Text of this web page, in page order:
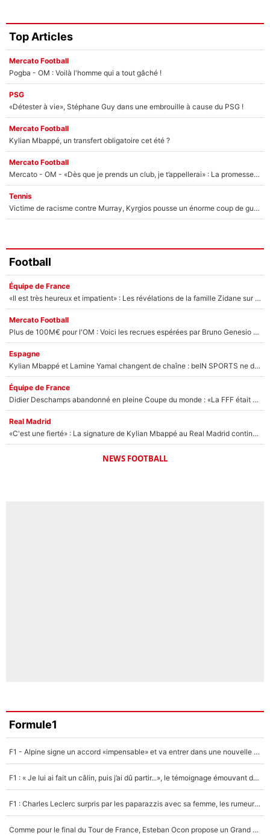
Top Articles
Mercato Football
Pogba - OM : Voilà l'homme qui a tout gâché !
PSG
«Détester à vie», Stéphane Guy dans une embrouille à cause du PSG !
Mercato Football
Kylian Mbappé, un transfert obligatoire cet été ?
Mercato Football
Mercato - OM - «Dès que je prends un club, je t’appellerai» : La promesse de Marcelino au moment de claquer la porte
Tennis
Victime de racisme contre Murray, Kyrgios pousse un énorme coup de gueule !
Football
Équipe de France
«Il est très heureux et impatient» : Les révélations de la famille Zidane sur sa prise de pouvoir en équipe de France !
Mercato Football
Plus de 100M€ pour l'OM : Voici les recrues espérées par Bruno Genesio et Grégory Lorenzi après l’opération dégraissage
Espagne
Kylian Mbappé et Lamine Yamal changent de chaîne : beIN SPORTS ne digère pas cette décision historique et prédit un fiasco pour la Liga
Équipe de France
Didier Deschamps abandonné en pleine Coupe du monde : «La FFF était déjà passée à Zinedine Zidane»
Real Madrid
«C'est une fierté» : La signature de Kylian Mbappé au Real Madrid continue de régaler l'Espagne
NEWS FOOTBALL
Formule1
F1 - Alpine signe un accord «impensable» et va entrer dans une nouvelle dimension : Grande nouvelle pour Pierre Gasly !
F1 : « Je lui ai fait un câlin, puis j’ai dû partir...», le témoignage émouvant de Max Verstappen sur sa fille
F1 : Charles Leclerc surpris par les paparazzis avec sa femme, les rumeurs étaient vraies !
Comme pour le final du Tour de France, Esteban Ocon propose un Grand Prix de Formule 1 à Paris : «Autour de l’Arc de Triomphe, ce serait génial» !